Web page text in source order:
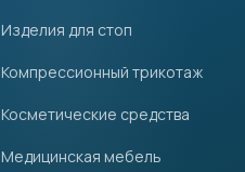
Изделия для стоп
Компрессионный трикотаж
Косметические средства
Медицинская мебель